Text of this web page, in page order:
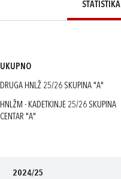
STATISTIKA
UKUPNO
DRUGA HNLŽ 25/26 SKUPINA "A"
HNLŽM - KADETKINJE 25/26 SKUPINA
CENTAR "A"
2024/25